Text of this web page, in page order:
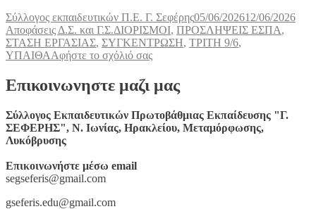
Συντάκτης
Σύλλογος εκπαιδευτικών Π.Ε. Γ. ΣεφέρηςΔημοσιεύτηκε
την
05/06/202612/06/2026
Αποφάσεις Δ.Σ. και Γ.Σ.Ετικέτες
ΔΙΟΡΙΣΜΟΙ, ΠΡΟΣΛΗΨΕΙΣ ΕΣΠΑ,
ΣΤΑΣΗ ΕΡΓΑΣΙΑΣ, ΣΥΓΚΕΝΤΡΩΣΗ, ΤΡΙΤΗ 9/6,
ΥΠΑΙΘΑΑφήστε το σχόλιό σαςστο
ΥΠΑΙΘΑ
μόνιμους
διορισμούς
Επικοινωνηστε μαζι μας
Σύλλογος Εκπαιδευτικών Πρωτοβάθμιας Εκπαίδευσης "Γ.
ΣΕΦΕΡΗΣ", Ν. Ιωνίας, Ηρακλείου, Μεταμόρφωσης,
Λυκόβρυσης
Επικοινωνήστε μέσω email
segseferis@gmail.com
gseferis.edu@gmail.com